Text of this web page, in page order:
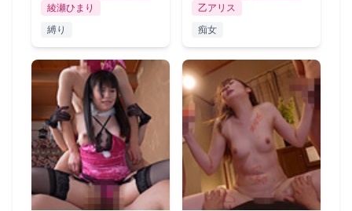
綾瀬ひまり
縛り
乙アリス
痴女